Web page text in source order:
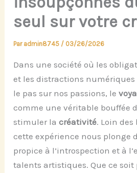
seul sur votre
Par admin8745 / 03/26/2026
Dans une société où les
et les distractions
le pas sur nos passions, le
comme une véritable bouffée
stimuler lacréativité. Loin
cette expérience nous plonge
propice à l’introspection et à
talents artistiques. Que ce soit